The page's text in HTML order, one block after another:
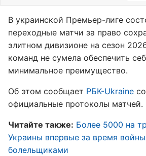
В украинской Премьер-лиге
переходные матчи за право
элитном дивизионе на сезон
команд не сумела обеспечить
минимальное преимущество.
Об этом сообщает РБК-Ukraine
официальные протоколы матчей.
Читайте также: Более 5000 на
Украины впервые за время
болельщиками